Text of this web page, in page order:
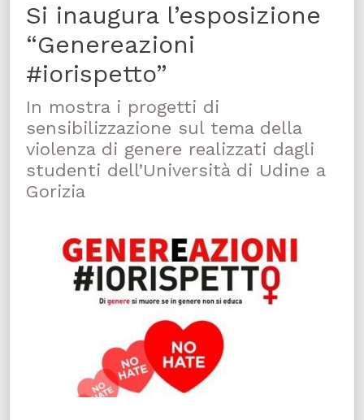
Si inaugura l’esposizione
“Genereazioni
#iorispetto”
In mostra i progetti di
sensibilizzazione sul tema della
violenza di genere realizzati dagli
studenti dell’Università di Udine a
Gorizia